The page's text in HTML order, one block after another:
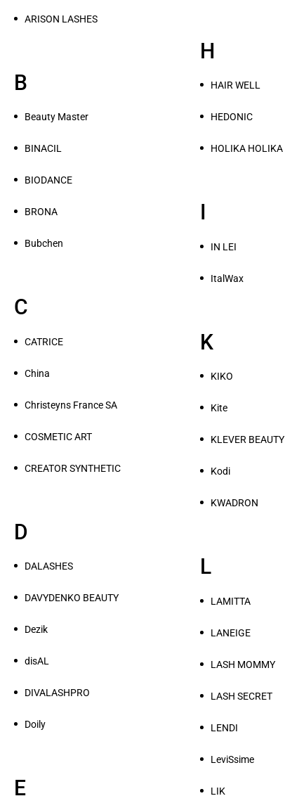
ARISON LASHES
B
Beauty Master
BINACIL
BIODANCE
BRONA
Bubchen
C
CATRICE
China
Christeyns France SA
COSMETIC ART
CREATOR SYNTHETIC
D
DALASHES
DAVYDENKO BEAUTY
Dezik
disAL
DIVALASHPRO
Doily
E
H
HAIR WELL
HEDONIC
HOLIKA HOLIKA
I
IN LEI
ItalWax
K
KIKO
Kite
KLEVER BEAUTY
Kodi
KWADRON
L
LAMITTA
LANEIGE
LASH MOMMY
LASH SECRET
LENDI
LeviSsime
LIK